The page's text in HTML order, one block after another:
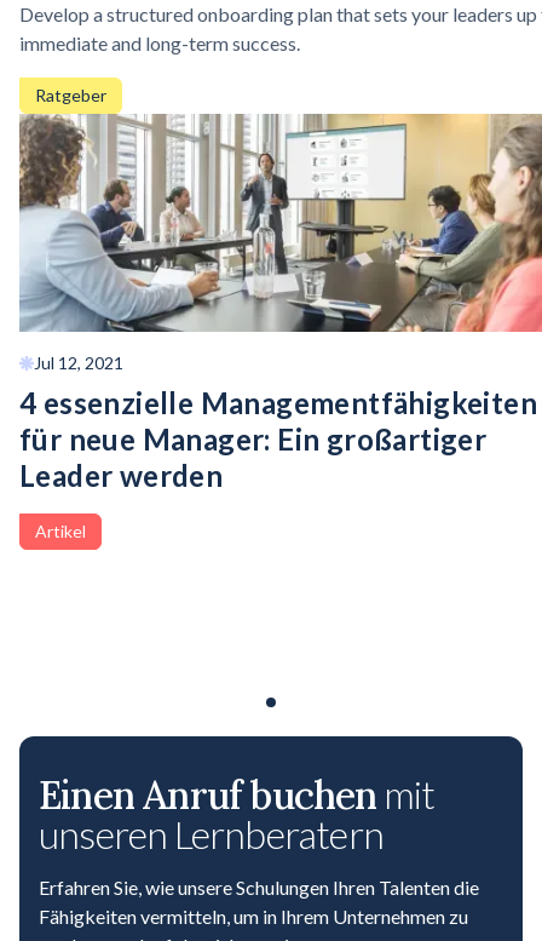
Develop a structured onboarding plan that sets your leaders
immediate and long-term success.
Ratgeber
Jul 12, 2021
4 essenzielle Managementfähigkeiten
für neue Manager: Ein großartiger
Leader werden
Artikel
Einen Anruf buchen mit
unseren Lernberatern
Erfahren Sie, wie unsere Schulungen Ihren Talenten die
Fähigkeiten vermitteln, um in Ihrem Unternehmen zu